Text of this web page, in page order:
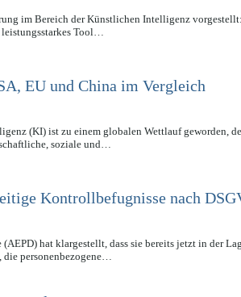
im Bereich der Künstlichen Intelligenz
Tool…
EU und China im Vergleich
(KI) ist zu einem globalen Wettlauf geworden,
soziale und…
Kontrollbefugnisse nach
hat klargestellt, dass sie bereits jetzt in der
die personenbezogene…